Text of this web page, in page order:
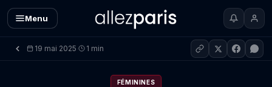
Menu
19 mai 2025· 1 min
FÉMININES